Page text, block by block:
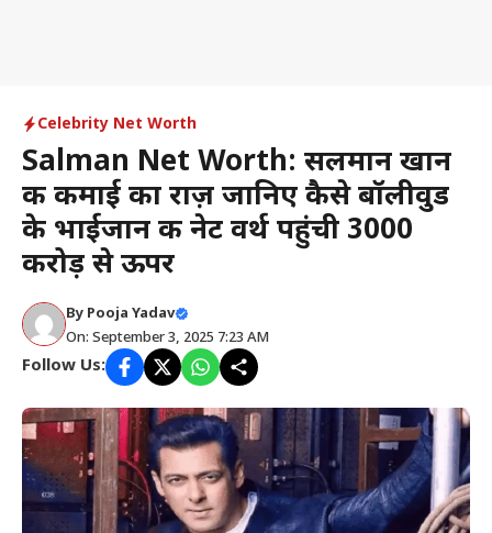
Celebrity Net Worth
Salman Net Worth: सलमान खान
की कमाई का राज़ जानिए कैसे बॉलीवुड
के भाईजान की नेट वर्थ पहुंची ₹3000
करोड़ से ऊपर
By Pooja Yadav
On: September 3, 2025 7:23 AM
Follow Us: